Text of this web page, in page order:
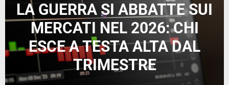
LA GUERRA SI ABBATTE SUI
MERCATI NEL 2026: CHI
ESCE A TESTA ALTA DAL
TRIMESTRE